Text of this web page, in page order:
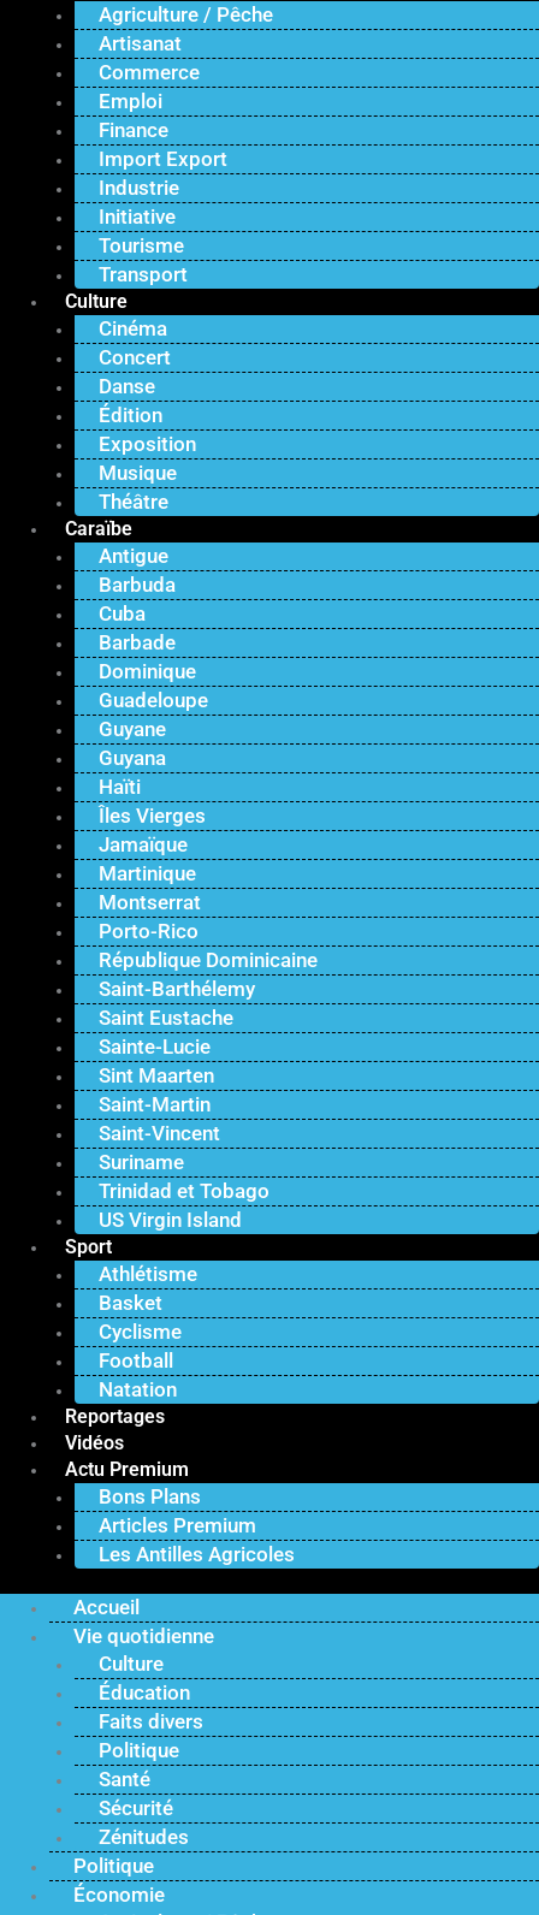
Agriculture / Pêche
Artisanat
Commerce
Emploi
Finance
Import Export
Industrie
Initiative
Tourisme
Transport
Culture
Cinéma
Concert
Danse
Édition
Exposition
Musique
Théâtre
Caraïbe
Antigue
Barbuda
Cuba
Barbade
Dominique
Guadeloupe
Guyane
Guyana
Haïti
Îles Vierges
Jamaïque
Martinique
Montserrat
Porto-Rico
République Dominicaine
Saint-Barthélemy
Saint Eustache
Sainte-Lucie
Sint Maarten
Saint-Martin
Saint-Vincent
Suriname
Trinidad et Tobago
US Virgin Island
Sport
Athlétisme
Basket
Cyclisme
Football
Natation
Reportages
Vidéos
Actu Premium
Bons Plans
Articles Premium
Les Antilles Agricoles
Accueil
Vie quotidienne
Culture
Éducation
Faits divers
Politique
Santé
Sécurité
Zénitudes
Politique
Économie